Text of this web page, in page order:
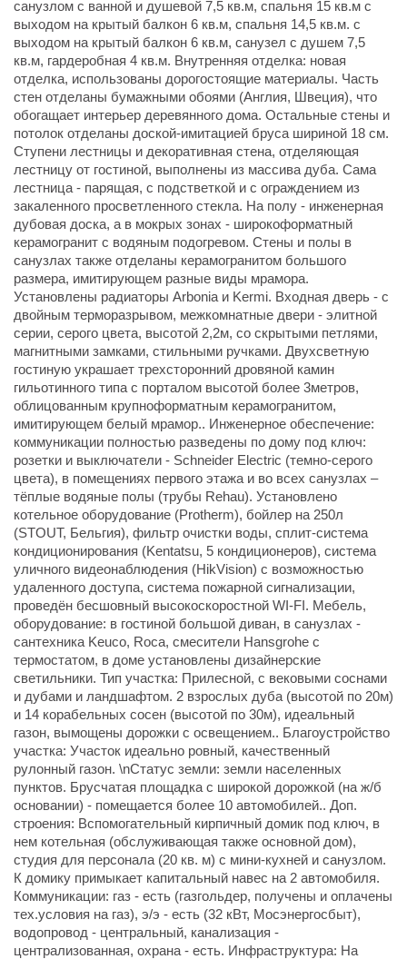
санузлом с ванной и душевой 7,5 кв.м, спальня 15 кв.м с
выходом на крытый балкон 6 кв.м, спальня 14,5 кв.м. с
выходом на крытый балкон 6 кв.м, санузел с душем 7,5
кв.м, гардеробная 4 кв.м. Внутренняя отделка: новая
отделка, использованы дорогостоящие материалы. Часть
стен отделаны бумажными обоями (Англия, Швеция), что
обогащает интерьер деревянного дома. Остальные стены и
потолок отделаны доской-имитацией бруса шириной 18 см.
Ступени лестницы и декоративная стена, отделяющая
лестницу от гостиной, выполнены из массива дуба. Сама
лестница - парящая, с подстветкой и с ограждением из
закаленного просветленного стекла. На полу - инженерная
дубовая доска, а в мокрых зонах - широкоформатный
керамогранит с водяным подогревом. Стены и полы в
санузлах также отделаны керамогранитом большого
размера, имитирующем разные виды мрамора.
Установлены радиаторы Arbonia и Kermi. Входная дверь - с
двойным терморазрывом, межкомнатные двери - элитной
серии, серого цвета, высотой 2,2м, со скрытыми петлями,
магнитными замками, стильными ручками. Двухсветную
гостиную украшает трехсторонний дровяной камин
гильотинного типа с порталом высотой более 3метров,
облицованным крупноформатным керамогранитом,
имитирующем белый мрамор.. Инженерное обеспечение:
коммуникации полностью разведены по дому под ключ:
розетки и выключатели - Schneider Electric (темно-серого
цвета), в помещениях первого этажа и во всех санузлах –
тёплые водяные полы (трубы Rehau). Установлено
котельное оборудование (Protherm), бойлер на 250л
(STOUT, Бельгия), фильтр очистки воды, сплит-система
кондиционирования (Kentatsu, 5 кондиционеров), система
уличного видеонаблюдения (HikVision) с возможностью
удаленного доступа, система пожарной сигнализации,
проведён бесшовный высокоскоростной WI-FI. Мебель,
оборудование: в гостиной большой диван, в санузлах -
сантехника Keuco, Roca, смесители Hansgrohe с
термостатом, в доме установлены дизайнерские
светильники. Тип участка: Прилесной, с вековыми соснами
и дубами и ландшафтом. 2 взрослых дуба (высотой по 20м)
и 14 корабельных сосен (высотой по 30м), идеальный
газон, вымощены дорожки с освещением.. Благоустройство
участка: Участок идеально ровный, качественный
рулонный газон. \nСтатус земли: земли населенных
пунктов. Брусчатая площадка с широкой дорожкой (на ж/б
основании) - помещается более 10 автомобилей.. Доп.
строения: Вспомогательный кирпичный домик под ключ, в
нем котельная (обслуживающая также основной дом),
студия для персонала (20 кв. м) с мини-кухней и санузлом.
К домику примыкает капитальный навес на 2 автомобиля.
Коммуникации: газ - есть (газгольдер, получены и оплачены
тех.условия на газ), э/э - есть (32 кВт, Мосэнергосбыт),
водопровод - центральный, канализация -
централизованная, охрана - есть. Инфраструктура: На